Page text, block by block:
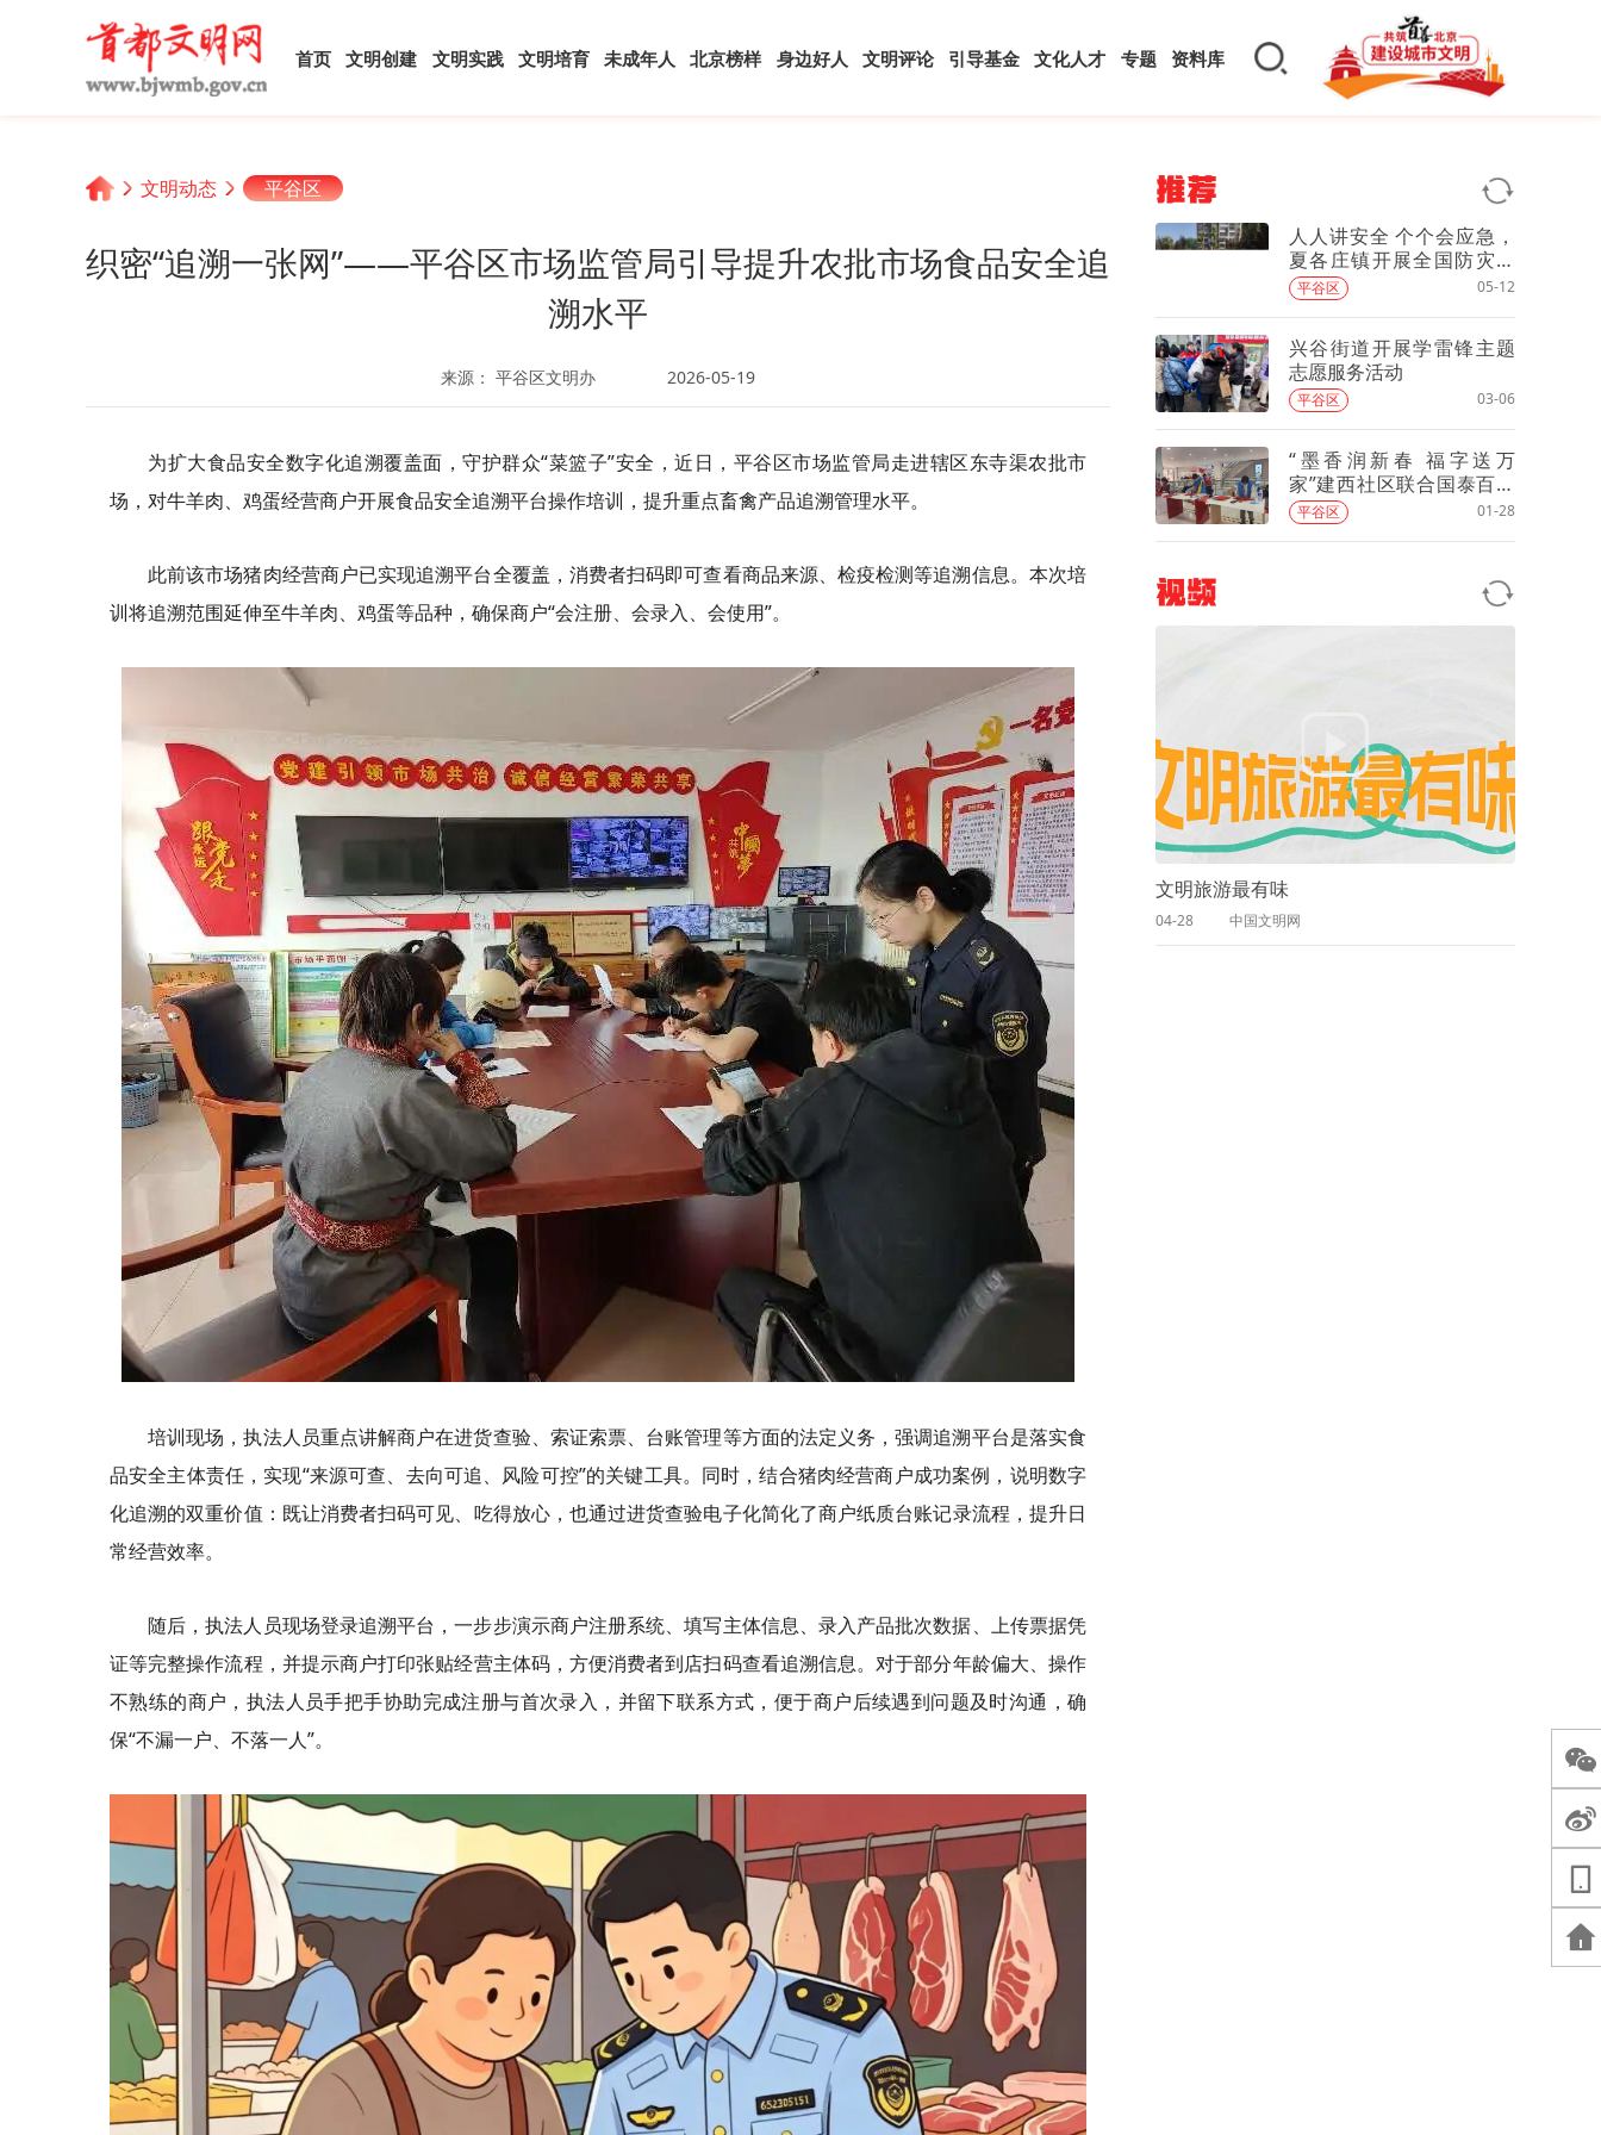
首页 文明创建 文明实践 文明培育 未成年人 北京榜样 身边好人 文明评论 引导基金 文化人才 专题 资料库
文明动态 平谷区
织密“追溯一张网”——平谷区市场监管局引导提升农批市场食品安全追
溯水平
来源： 平谷区文明办 2026-05-19
为扩大食品安全数字化追溯覆盖面，守护群众“菜篮子”安全，近日，平谷区市场监管局走进辖区东寺渠农批市
场，对牛羊肉、鸡蛋经营商户开展食品安全追溯平台操作培训，提升重点畜禽产品追溯管理水平。
此前该市场猪肉经营商户已实现追溯平台全覆盖，消费者扫码即可查看商品来源、检疫检测等追溯信息。本次培
训将追溯范围延伸至牛羊肉、鸡蛋等品种，确保商户“会注册、会录入、会使用”。
培训现场，执法人员重点讲解商户在进货查验、索证索票、台账管理等方面的法定义务，强调追溯平台是落实食
品安全主体责任，实现“来源可查、去向可追、风险可控”的关键工具。同时，结合猪肉经营商户成功案例，说明数字
化追溯的双重价值：既让消费者扫码可见、吃得放心，也通过进货查验电子化简化了商户纸质台账记录流程，提升日
常经营效率。
随后，执法人员现场登录追溯平台，一步步演示商户注册系统、填写主体信息、录入产品批次数据、上传票据凭
证等完整操作流程，并提示商户打印张贴经营主体码，方便消费者到店扫码查看追溯信息。对于部分年龄偏大、操作
不熟练的商户，执法人员手把手协助完成注册与首次录入，并留下联系方式，便于商户后续遇到问题及时沟通，确
保“不漏一户、不落一人”。
推荐
人人讲安全 个个会应急，
夏各庄镇开展全国防灾减
灾日主题宣传活动
平谷区 05-12
兴谷街道开展学雷锋主题
志愿服务活动
平谷区 03-06
“墨香润新春 福字送万
家”建西社区联合国泰百货
举办马年送福活动
平谷区 01-28
视频
文明旅游最有味
04-28 中国文明网